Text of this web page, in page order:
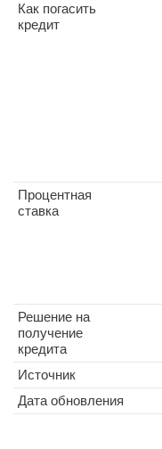
Как погасить
кредит
Процентная
ставка
Решение на
получение
кредита
Источник
Дата обновления